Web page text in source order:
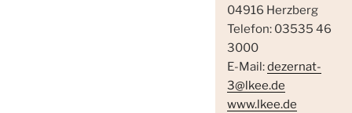
04916 Herzberg
Telefon: 03535 46
3000
E-Mail:dezernat-
3@lkee.de
www.lkee.de